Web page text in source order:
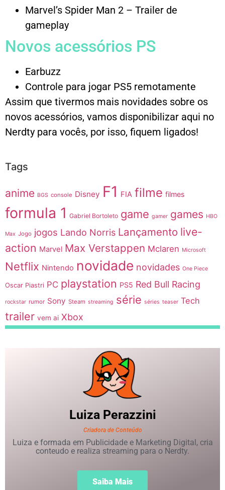
Marvel’s Spider Man 2 – Trailer de
gameplay
Novos acessórios PS
Earbuzz
Controle para jogar PS5 remotamente
Assim que tivermos mais novidades sobre os
novos acessórios, vamos disponibilizar aqui no
Nerdty para vocês, por isso, fiquem ligados!
Tags
anime BGS console Disney F1 FIA filme filmes
formula 1 Gabriel Bortoleto game gamer games HBO
Max Jogo jogos Lando Norris Lançamento live-
action Marvel Max Verstappen Mclaren Microsoft
Netflix Nintendo novidade novidades One Piece
Oscar Piastri PC playstation PS5 Red Bull Racing
rockstar rumor Sony Steam streaming série séries teaser Tech
trailer vem ai Xbox
LuizaPerazzini
Criadora de Conteúdo
Luiza e formada em Publicidade e Marketing Digital, cria
conteudo e realiza streaming para o Nerdty.
Saiba Mais